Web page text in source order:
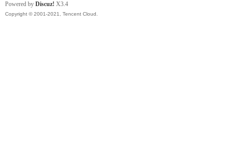
Powered by Discuz! X3.4
Copyright © 2001-2021, Tencent Cloud.